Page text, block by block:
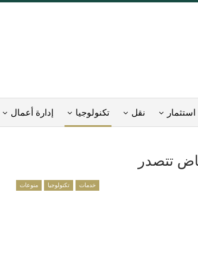
استثمار نقل تكنولوجيا إدارة أعمال
خدمات تكنولوجيا منوعات